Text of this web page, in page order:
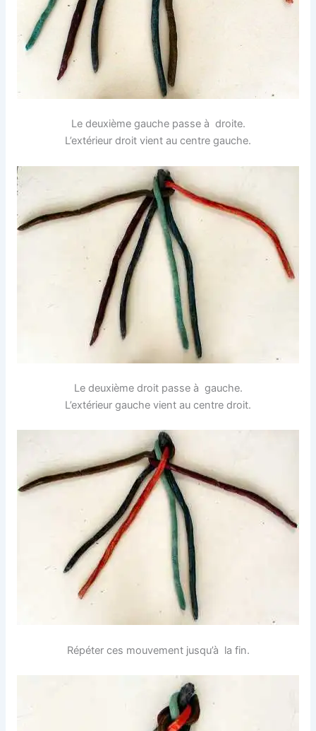
Le deuxième gauche passe à droite.
L’extérieur droit vient au centre gauche.
Le deuxième droit passe à gauche.
L’extérieur gauche vient au centre droit.
Répéter ces mouvement jusqu’à la fin.